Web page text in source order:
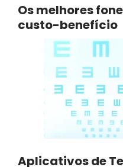
Os melhores
custo-benefício
Aplicativos de